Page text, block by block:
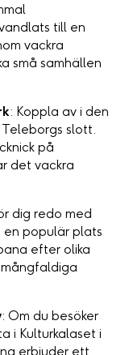
till en
vackra
små samhällen
: Koppla av i den
slott.
på
det vackra
dig redo med
en populär plats
efter olika
: Om du besöker
i Kulturkalaset i
erbjuder ett